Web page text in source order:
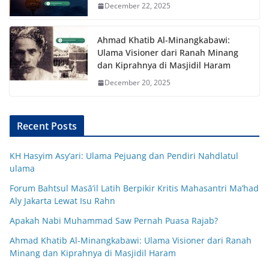
December 22, 2025
Ahmad Khatib Al-Minangkabawi:
Ulama Visioner dari Ranah Minang
dan Kiprahnya di Masjidil Haram
December 20, 2025
Recent Posts
KH Hasyim Asy’ari: Ulama Pejuang dan Pendiri Nahdlatul
ulama
Forum Bahtsul Masā’il Latih Berpikir Kritis Mahasantri Ma’had
Aly Jakarta Lewat Isu Rahn
Apakah Nabi Muhammad Saw Pernah Puasa Rajab?
Ahmad Khatib Al-Minangkabawi: Ulama Visioner dari Ranah
Minang dan Kiprahnya di Masjidil Haram